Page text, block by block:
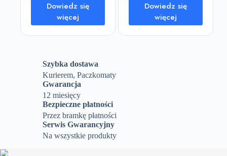
Dowiedz się
więcej
Dowiedz się
więcej
Szybka dostawa
Kurierem, Paczkomaty
Gwarancja
12 miesięcy
Bezpieczne płatności
Przez bramkę płatności
Serwis Gwarancyjny
Na wszystkie produkty